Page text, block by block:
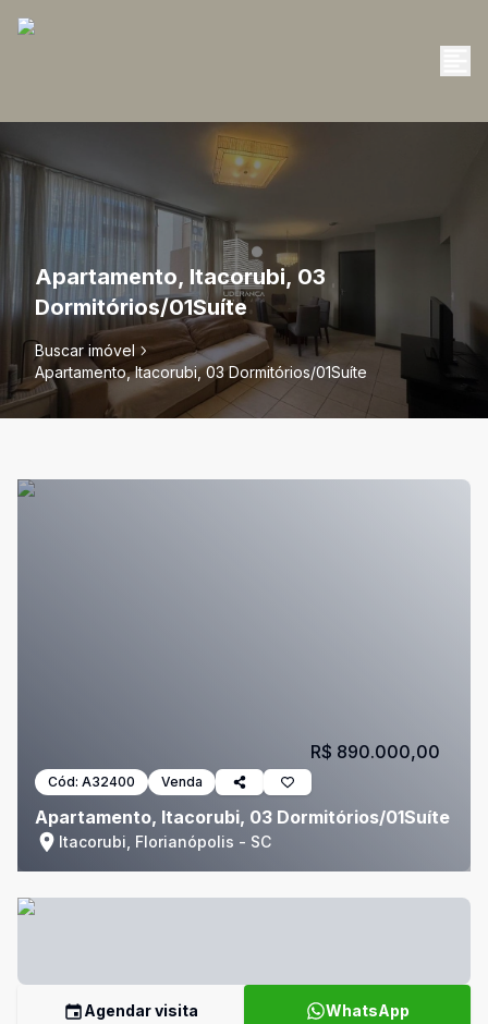
Apartamento, Itacorubi, 03
Dormitórios/01Suíte
Buscar imóvel
Apartamento, Itacorubi, 03 Dormitórios/01Suíte
Cód: A32400 Venda
Apartamento, Itacorubi, 03 Dormitórios/01Suíte
Itacorubi, Florianópolis - SC
R$ 890.000,00
Agendar visita WhatsApp